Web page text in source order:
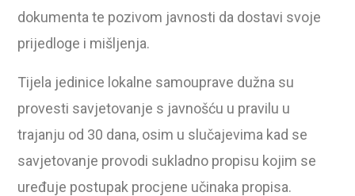
dokumenta te pozivom javnosti da dostavi svoje
prijedloge i mišljenja.
Tijela jedinice lokalne samouprave dužna su
provesti savjetovanje s javnošću u pravilu u
trajanju od 30 dana, osim u slučajevima kad se
savjetovanje provodi sukladno propisu kojim se
uređuje postupak procjene učinaka propisa.